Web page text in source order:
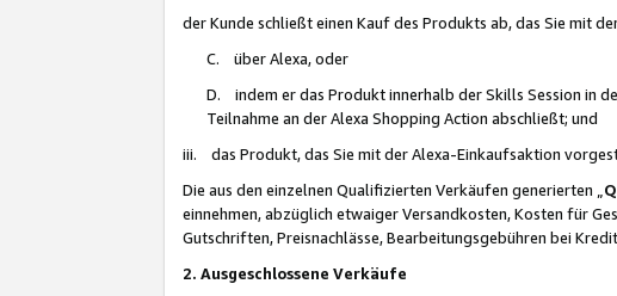
der Kunde schließt einen Kauf des Produkts ab, das Sie mit
C. über Alexa, oder
D. indem er das Produkt innerhalb der Skills Session in
Teilnahme an der Alexa Shopping Action abschließt; und
iii. das Produkt, das Sie mit der Alexa-Einkaufsaktion
Die aus den einzelnen Qualifizierten Verkäufen generierten „
einnehmen, abzüglich etwaiger Versandkosten, Kosten für
Gutschriften, Preisnachlässe, Bearbeitungsgebühren bei
2. Ausgeschlossene Verkäufe